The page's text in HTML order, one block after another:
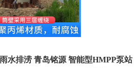
水排涝 青岛铭源 智能型HMPP泵站